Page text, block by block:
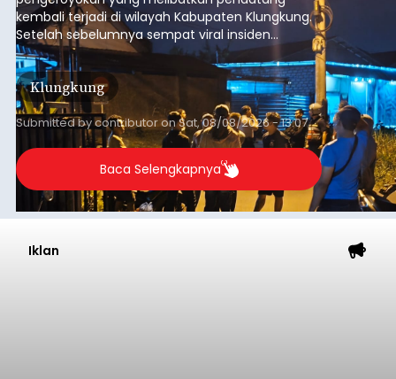
kembali terjadi di wilayah Kabupaten Klungkung.
Setelah sebelumnya sempat viral insiden
keributan di barat Pasar Galiran, peristiwa serupa
kini menimpa seorang pemuda asal Kabupaten
Sumba Barat Daya (SBD), Nusa Tenggara Timur
(NTT).
Klungkung
Submitted bycontributoronSat, 08/08/2026 - 13:07
Baca Selengkapnya
Iklan